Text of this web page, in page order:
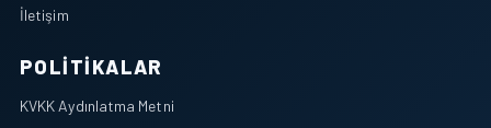
İletişim
POLITIKALAR
KVKK Aydınlatma Metni